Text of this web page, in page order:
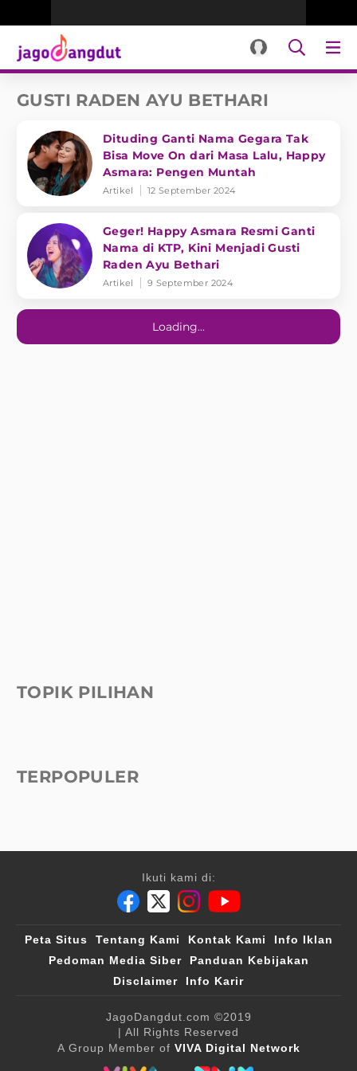
GUSTI RADEN AYU BETHARI
Dituding Ganti Nama Gegara Tak
Bisa Move On dari Masa Lalu, Happy
Asmara: Pengen Muntah
Artikel 12 September 2024
Geger! Happy Asmara Resmi Ganti
Nama di KTP, Kini Menjadi Gusti
Raden Ayu Bethari
Artikel 9 September 2024
Loading...
TOPIK PILIHAN
TERPOPULER
Ikuti kami di:
Peta Situs Tentang Kami Kontak Kami
Info Iklan
Pedoman Media Siber
Panduan Kebijakan
Disclaimer
Info Karir
JagoDangdut.com ©2019
| All Rights Reserved
A Group Member of VIVA Digital Network